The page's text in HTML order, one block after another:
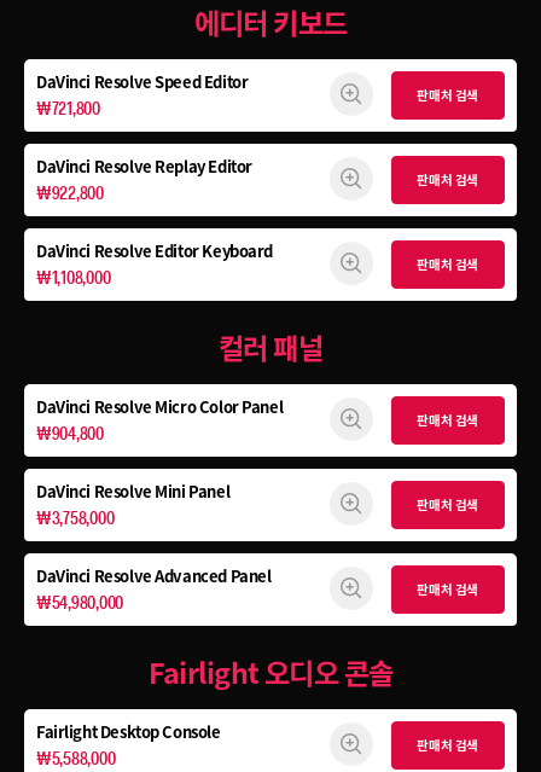
에디터 키보드
DaVinci ResolveSpeed Editor
₩721,800
판매처 검색
DaVinci Resolve Replay Editor
₩922,800
판매처 검색
DaVinci Resolve Editor Keyboard
₩1,108,000
판매처 검색
컬러 패널
DaVinci Resolve Micro Color Panel
₩904,800
판매처 검색
DaVinci Resolve Mini Panel
₩3,758,000
판매처 검색
DaVinci Resolve Advanced Panel
₩54,980,000
판매처 검색
Fairlight 오디오 콘솔
Fairlight Desktop Console
₩5,588,000
판매처 검색